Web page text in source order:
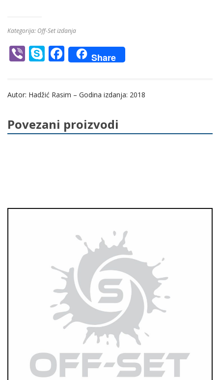
Kategorija: Off-Set izdanja
Vi S
p
F
ac
b
o
Share
Autor: Hadžić Rasim – Godina izdanja: 2018
Povezani proizvodi